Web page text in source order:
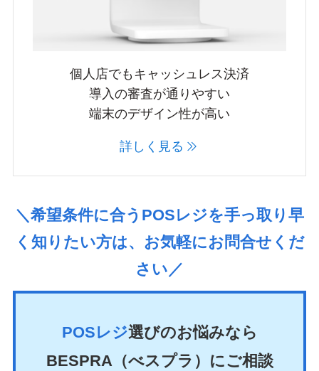
個人店でもキャッシュレス決済
導入の審査が通りやすい
端末のデザイン性が高い
詳しく見る
＼希望条件に合うPOSレジを手っ取り早
く知りたい方は、お気軽にお問合せくだ
さい／
POSレジ選びのお悩みなら
BESPRA（べスプラ）にご相談